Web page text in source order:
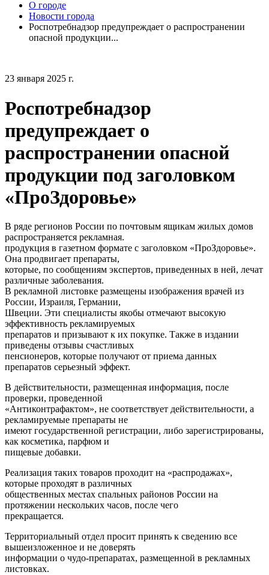
О городе
Новости города
Роспотребнадзор предупреждает о распространении
опасной продукции...
23 января 2025 г.
Роспотребнадзор
предупреждает о
распространении опасной
продукции под заголовком
«ПроЗдоровье»
В ряде регионов России по почтовым ящикам жилых домов
распространяется рекламная.
продукция в газетном формате с заголовком «ПроЗдоровье».
Она продвигает препараты,
которые, по сообщениям экспертов, приведенных в ней, лечат
различные заболевания.
В рекламной листовке размещены изображения врачей из
России, Израиля, Германии,
Швеции. Эти специалисты якобы отмечают высокую
эффективность рекламируемых
препаратов и призывают к их покупке. Также в издании
приведены отзывы счастливых
пенсионеров, которые получают от приема данных
препаратов серьезный эффект.
В действительности, размещенная информация, после
проверки, проведенной
«Антиконтрафактом», не соответствует действительности, а
рекламируемые препараты не
имеют государственной регистрации, либо зарегистрированы,
как косметика, парфюм и
пищевые добавки.
Реализация таких товаров проходит на «распродажах»,
которые проходят в различных
общественных местах спальных районов России на
протяжении нескольких часов, после чего
прекращается.
Территориальный отдел просит принять к сведению все
вышеизложенное и не доверять
информации о чудо-препаратах, размещенной в рекламных
листовках.